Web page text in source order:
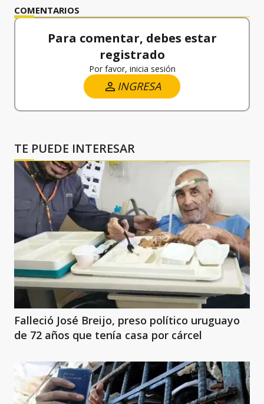
COMENTARIOS
Para comentar, debes estar
registrado
Por favor, inicia sesión
INGRESA
TE PUEDE INTERESAR
Falleció José Breijo, preso político uruguayo
de 72 años que tenía casa por cárcel